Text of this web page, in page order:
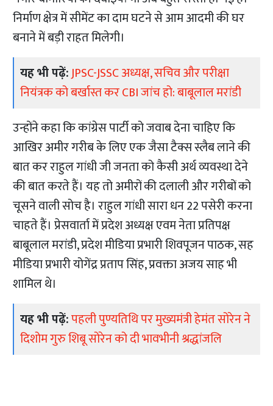
निर्माण क्षेत्र में सीमेंट का दाम घटने से आम आदमी की घर
बनाने में बड़ी राहत मिलेगी।
यह भी पढ़ें:JPSC-JSSC अध्यक्ष, सचिव और परीक्षा
नियंत्रक को बर्खास्त कर CBI जांच हो: बाबूलाल मरांडी
उन्होंने कहा कि कांग्रेस पार्टी को जवाब देना चाहिए कि
आखिर अमीर गरीब के लिए एक जैसा टैक्स स्लैब लाने की
बात कर राहुल गांधी जी जनता को कैसी अर्थ व्यवस्था देने
की बात करते हैं। यह तो अमीरों की दलाली और गरीबों को
चूसने वाली सोच है। राहुल गांधी सारा धन 22 पसेरी करना
चाहते हैं। प्रेसवार्ता में प्रदेश अध्यक्ष एवम नेता प्रतिपक्ष
बाबूलाल मरांडी, प्रदेश मीडिया प्रभारी शिवपूजन पाठक, सह
मीडिया प्रभारी योगेंद्र प्रताप सिंह, प्रवक्ता अजय साह भी
शामिल थे।
यह भी पढ़ें:पहली पुण्यतिथि पर मुख्यमंत्री हेमंत सोरेन ने
दिशोम गुरु शिबू सोरेन को दी भावभीनी श्रद्धांजलि